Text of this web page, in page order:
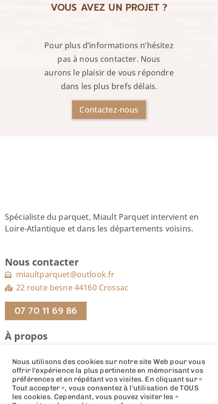
VOUS AVEZ UN PROJET ?
Pour plus d’informations n’hésitez
pas à nous contacter. Nous
aurons le plaisir de vous répondre
dans les plus brefs délais.
Contactez-nous
Spécialiste du parquet, Miault Parquet intervient en
Loire-Atlantique et dans les départements voisins.
Nous contacter
miaultparquet@outlook.fr
22 route besne 44160 Crossac
07 70 11 69 86
À propos
Mentions Legales
Politique de confidentialité
Nous utilisons des cookies sur notre site Web pour vous
offrir l'expérience la plus pertinente en mémorisant vos
préférences et en répétant vos visites. En cliquant sur «
Tout accepter », vous consentez à l'utilisation de TOUS
les cookies. Cependant, vous pouvez visiter les «